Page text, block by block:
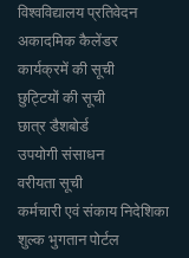
विश्वविद्यालय प्रतिवेदन
अकादमिक कैलेंडर
कार्यक्रमें की सूची
छुट्टियों की सूची
छात्र डैशबोर्ड
उपयोगी संसाधन
वरीयता सूची
कर्मचारी एवं संकाय निदेशिका
शुल्क भुगतान पोर्टल